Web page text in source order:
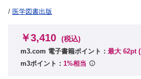
/ 医学図書出版
￥3,410 (税込)
m3.com 電子書籍ポイント： 最大 62pt (
m3ポイント： 1%相当